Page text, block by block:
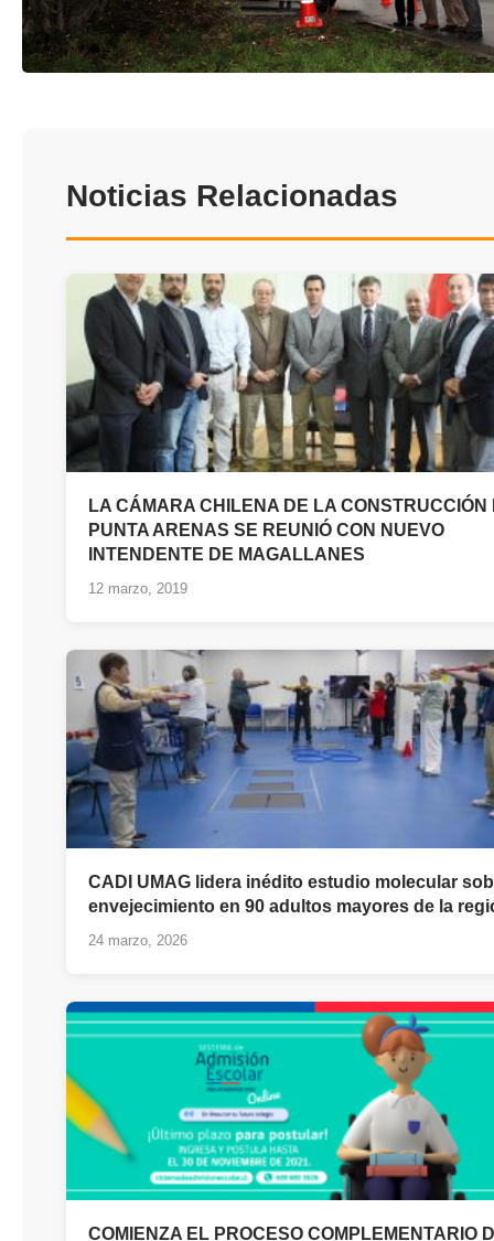
Noticias Relacionadas
LA CÁMARA CHILENA DE LA CONSTRUCCIÓN
PUNTA ARENAS SE REUNIÓ CON NUEVO
INTENDENTE DE MAGALLANES
12 marzo, 2019
CADI UMAG lidera inédito estudio molecular
envejecimiento en 90 adultos mayores de la
24 marzo, 2026
COMIENZA EL PROCESO COMPLEMENTARIO